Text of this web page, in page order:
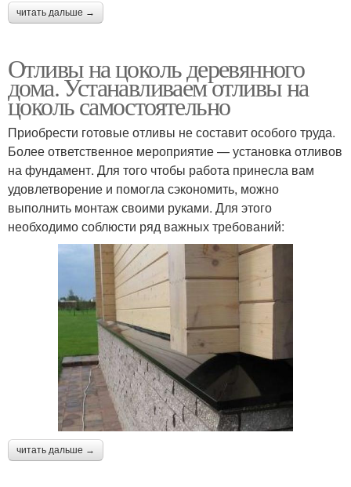
читать дальше →
Отливы на цоколь деревянного
дома. Устанавливаем отливы на
цоколь самостоятельно
Приобрести готовые отливы не составит особого труда.
Более ответственное мероприятие — установка отливов
на фундамент. Для того чтобы работа принесла вам
удовлетворение и помогла сэкономить, можно
выполнить монтаж своими руками. Для этого
необходимо соблюсти ряд важных требований:
читать дальше →